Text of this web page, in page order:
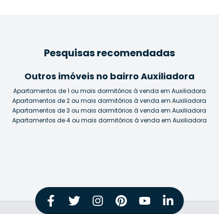
Pesquisas recomendadas
Outros imóveis no bairro Auxiliadora
Apartamentos de 1 ou mais dormitórios à venda em Auxiliadora
Apartamentos de 2 ou mais dormitórios à venda em Auxiliadora
Apartamentos de 3 ou mais dormitórios à venda em Auxiliadora
Apartamentos de 4 ou mais dormitórios à venda em Auxiliadora